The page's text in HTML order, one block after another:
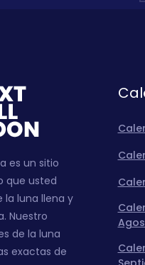
es un sitio
que usted
la luna llena y
Nuestro
de la luna
exactas de